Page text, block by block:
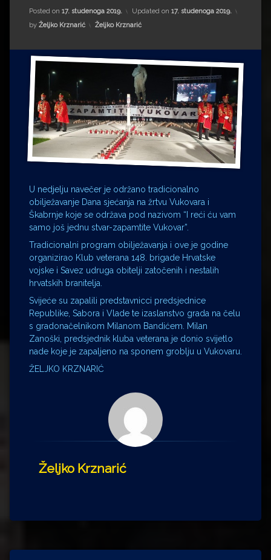
Drugi autori
Drugi autori
Matea Andrić
Ljiljana Lekanić-Kljaić
Željko Krznarić
Mario Lovreković
Posted on 17. studenoga 2019. Updated on 17. studenoga 2019.
by Željko Krznarić Kategorije:
Željko Krznarić
U nedjelju navečer je održano tradicionalno
obilježavanje Dana sjećanja na žrtvu Vukovara i
Škabrnje koje se održava pod nazivom “I reći ću vam
samo još jednu stvar-zapamtite Vukovar”.
Tradicionalni program obilježavanja i ove je godine
organizirao Klub veterana 148. brigade Hrvatske
vojske i Savez udruga obitelji zatočenih i nestalih
hrvatskih branitelja.
Svijeće su zapalili predstavnicci predsjednice
Republike, Sabora i Vlade te izaslanstvo grada na čelu
s gradonačelnikom Milanom Bandićem. Milan
Zanoški, predsjednik kluba veterana je donio svijetlo
nade koje je zapaljeno na sponem groblju u Vukovaru.
ŽELJKO KRZNARIĆ
Željko Krznarić